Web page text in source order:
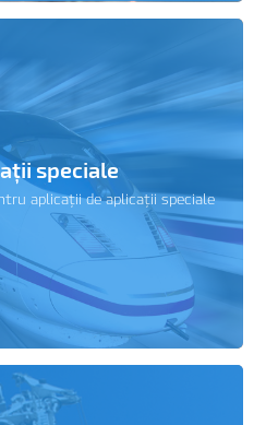
speciale
aplicații de aplicații speciale